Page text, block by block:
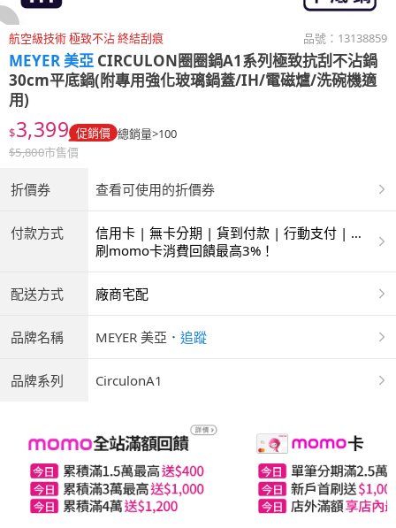
航空級技術 極致不沾 終結刮痕 品號： 13138859
MEYER 美亞 CIRCULON圈圈鍋A1系列極致抗刮不沾鍋
30cm平底鍋(附專用強化玻璃鍋蓋/IH/電磁爐/洗碗機適
用)
$3,399 促銷價 總銷量>100
$5,800市售價
折價券 查看可使用的折價券
付款方式
信用卡 | 無卡分期 | 貨到付款 | 行動支付 | 超
商付款 | ATM | 銀聯卡
刷momo卡消費回饋最高3%！
配送方式 廠商宅配
品牌名稱 MEYER 美亞 ． 追蹤
品牌系列 CirculonA1